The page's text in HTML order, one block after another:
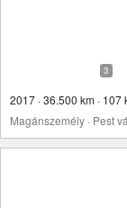
2017 · 36.500 km · 107
Magánszemély · Pest